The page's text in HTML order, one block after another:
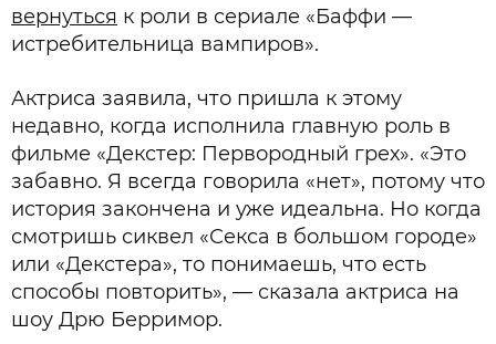
вернуться к роли в сериале «Баффи —
истребительница вампиров».
Актриса заявила, что пришла к этому
недавно, когда исполнила главную роль в
фильме «Декстер: Первородный грех». «Это
забавно. Я всегда говорила «нет», потому что
история закончена и уже идеальна. Но когда
смотришь сиквел «Секса в большом городе»
или «Декстера», то понимаешь, что есть
способы повторить», — сказала актриса на
шоу Дрю Берримор.